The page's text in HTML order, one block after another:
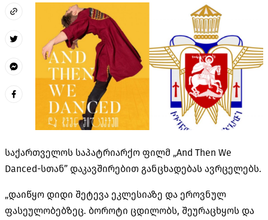
საქართველოს საპატრიარქო ფილმ „And Then We
Danced-სთან” დაკავშირებით განცხადებას ავრცელებს.
„დაიწყო დიდი შეტევა ეკლესიაზე და ეროვნულ
ფასეულობებზეც. ბოროტი ცდილობს, შეურაცხყოს და